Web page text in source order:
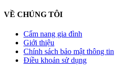
VỀ CHÚNG TÔI
Cẩm nang gia đình
Giới thiệu
Chính sách bảo mật thông tin
Điều khoản sử dụng